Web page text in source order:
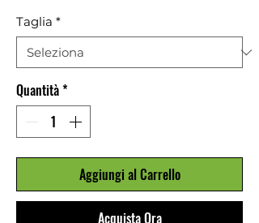
Taglia *
Quantità*
Aggiungi al Carrello
Acquista Ora